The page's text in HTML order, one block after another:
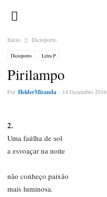
Inicio Dicioporto
Dicioporto Letra P
Pirilampo
Por HelderMiranda- 14 Dezembro 2016
2.
Uma faúlha de sol
a esvoaçar na noite
não conheço paixão
mais luminosa.